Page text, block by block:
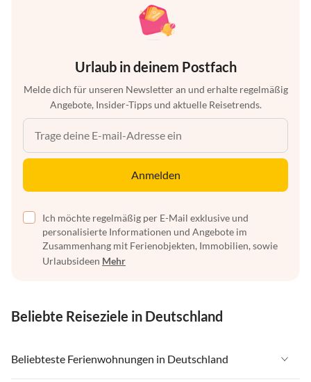
Urlaub in deinem Postfach
Melde dich für unseren Newsletter an und erhalte regelmäßig
Angebote, Insider-Tipps und aktuelle Reisetrends.
Anmelden
Ich möchte regelmäßig per E-Mail exklusive und
personalisierte Informationen und Angebote im
Zusammenhang mit Ferienobjekten, Immobilien, sowie
Urlaubsideen Mehr
Beliebte Reiseziele in Deutschland
Beliebteste Ferienwohnungen in Deutschland